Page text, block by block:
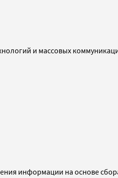
и массовых
информации на основе